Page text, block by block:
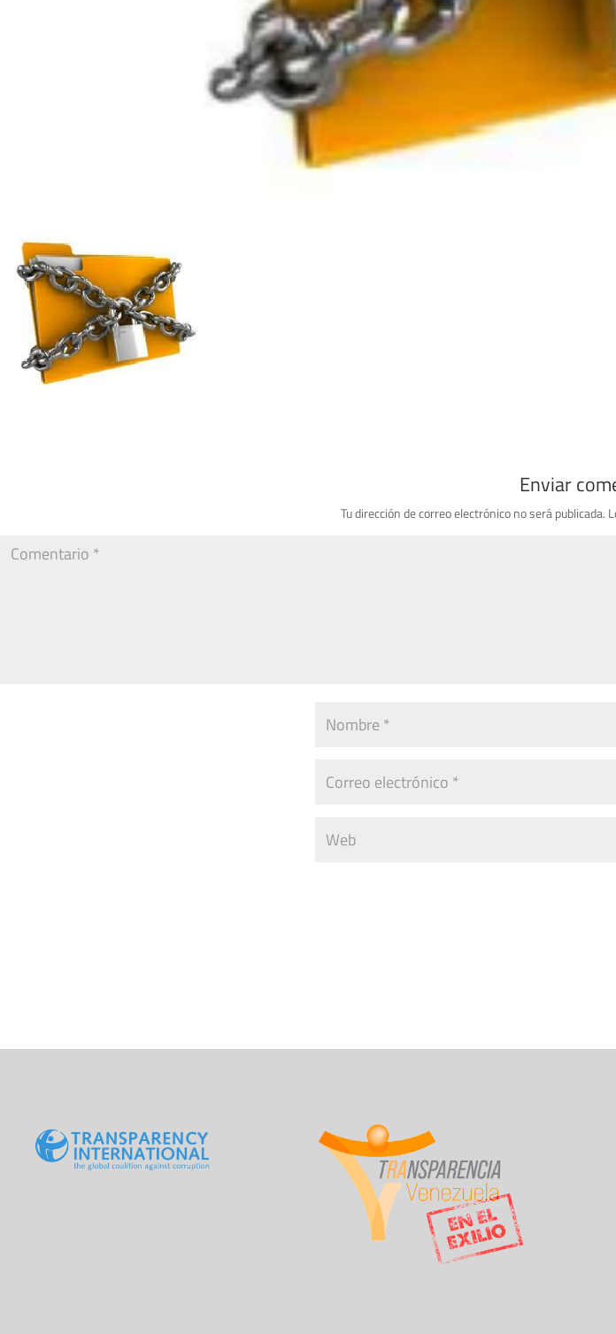
Enviar
Tu dirección de correo electrónico no será publicada.